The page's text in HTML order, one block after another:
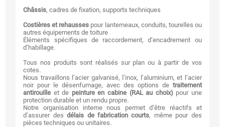
Châssis, cadres de fixation, supports techniques
Costières et rehausses pour lanterneaux, conduits, tourelles ou
autres équipements de toiture
Éléments spécifiques de raccordement, d’encadrement ou
d’habillage.
Tous nos produits sont réalisés sur plan ou à partir de vos
cotes.
Nous travaillons l’acier galvanisé, l’inox, l’aluminium, et l’acier
noir pour le désenfumage, avec des options de traitement
antirouille et de peinture en cabine (RAL au choix) pour une
protection durable et un rendu propre.
Notre organisation interne nous permet d’être réactifs et
d’assurer desdélais de fabrication courts, même pour des
pièces techniques ou unitaires.